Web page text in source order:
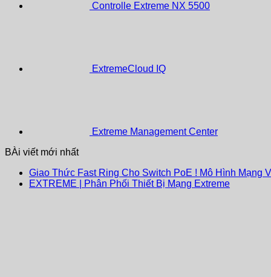
Controlle Extreme NX 5500
ExtremeCloud IQ
Extreme Management Center
BÀi viết mới nhất
Giao Thức Fast Ring Cho Switch PoE ! Mô Hình Mạng
EXTREME | Phân Phối Thiết Bị Mạng Extreme